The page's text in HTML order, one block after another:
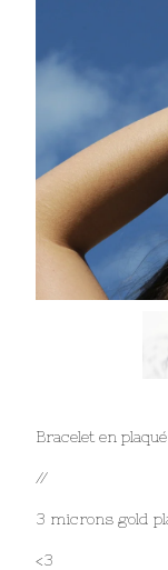
Bracelet en
//
3 microns gold
<3